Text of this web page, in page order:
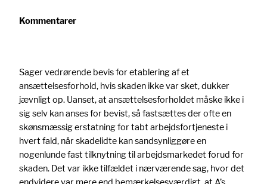
Kommentarer
Sager vedrørende bevis for etablering af et
ansættelsesforhold, hvis skaden ikke var sket, dukker
jævnligt op. Uanset, at ansættelsesforholdet måske ikke i
sig selv kan anses for bevist, så fastsættes der ofte en
skønsmæssig erstatning for tabt arbejdsfortjeneste i
hvert fald, når skadelidte kan sandsynliggøre en
nogenlunde fast tilknytning til arbejdsmarkedet forud for
skaden. Det var ikke tilfældet i nærværende sag, hvor det